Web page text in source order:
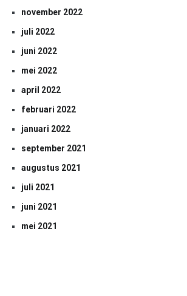
november 2022
juli 2022
juni 2022
mei 2022
april 2022
februari 2022
januari 2022
september 2021
augustus 2021
juli 2021
juni 2021
mei 2021